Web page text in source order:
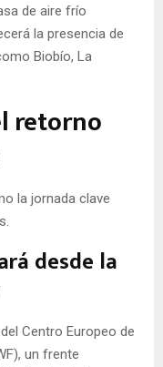
de aire frío
la presencia de
Biobío, La
retorno
la jornada clave
desde la
Centro Europeo de
un frente